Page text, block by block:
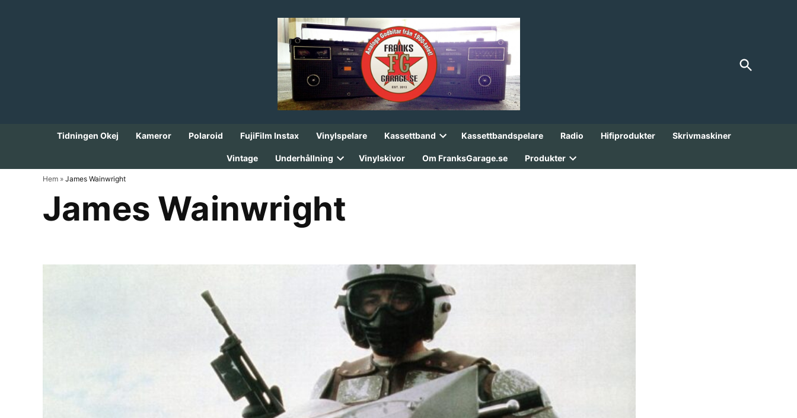
Open
Search
Tidningen Okej Kameror Polaroid FujiFilm Instax Vinylspelare Kassettband
dropdown
menu
Kassettbandspelare Radio Hifiprodukter Skrivmaskiner
Vintage Underhållning
Open
Vinylskivor Om FranksGarage.se Produkter
Open
Hem » James Wainwright
James Wainwright